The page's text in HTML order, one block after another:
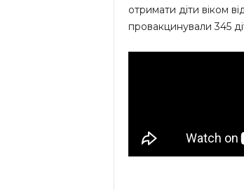
отримати діти віком
провакцинували 345